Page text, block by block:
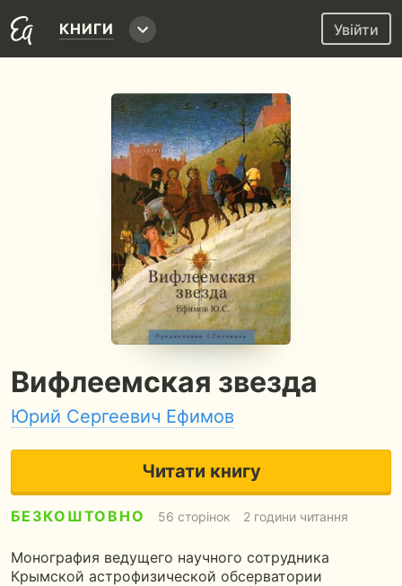
КНИГИ Увійти
Вифлеемская звезда
Юрий Сергеевич Ефимов
Читати книгу
БЕЗКОШТОВНО 56 сторінок 2 години читання
Монография ведущего научного сотрудника
Крымской астрофизической обсерватории